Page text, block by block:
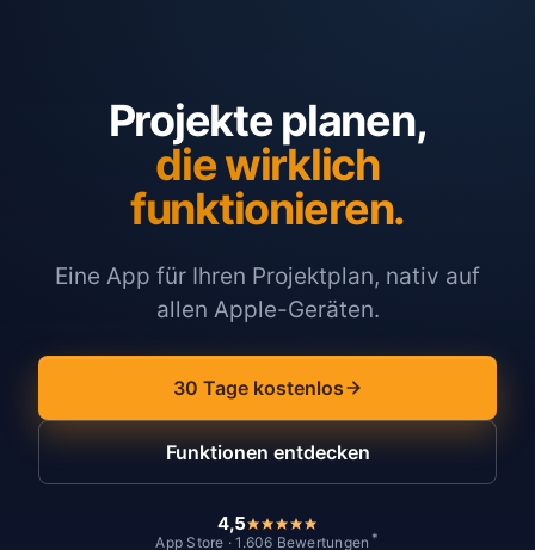
Projekte planen,
die wirklich
funktionieren.
Eine App für Ihren Projektplan, nativ auf
allen Apple-Geräten.
30 Tage kostenlos
Funktionen entdecken
4,5
App Store · 1.606 Bewertungen *